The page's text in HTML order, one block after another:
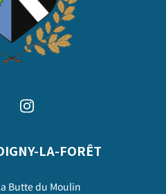
LA-FORÊT
Butte du Moulin